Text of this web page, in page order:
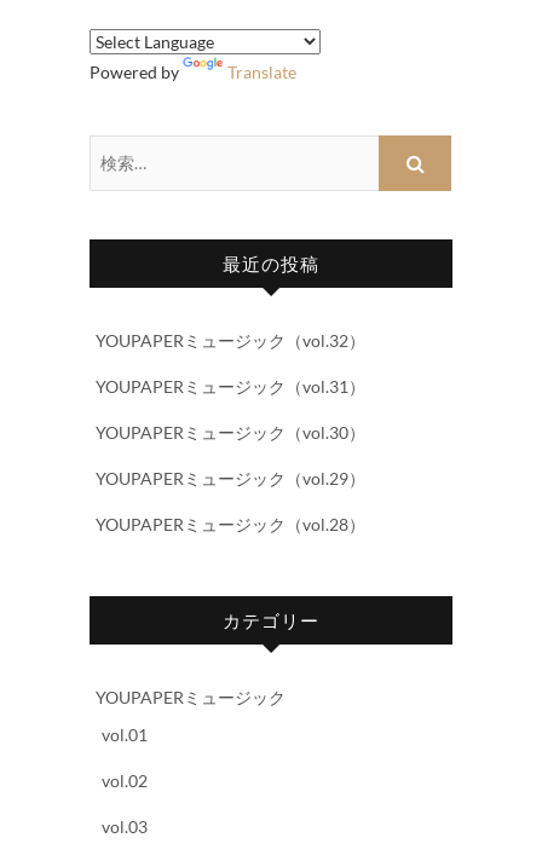
Powered by Translate
最近の投稿
YOUPAPERミュージック（vol.32）
YOUPAPERミュージック（vol.31）
YOUPAPERミュージック（vol.30）
YOUPAPERミュージック（vol.29）
YOUPAPERミュージック（vol.28）
カテゴリー
YOUPAPERミュージック
vol.01
vol.02
vol.03